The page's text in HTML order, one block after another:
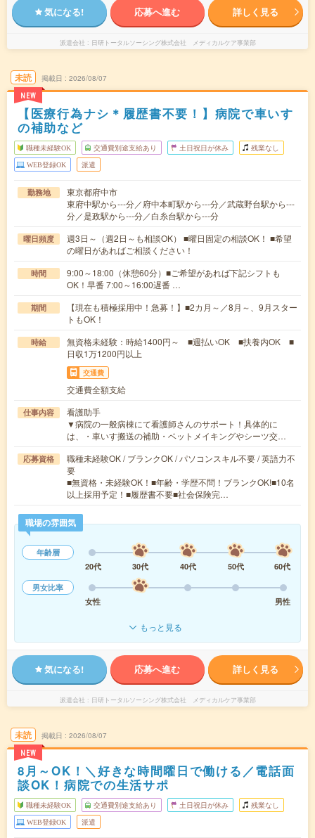
気になる! 応募へ進む 詳しく見る
派遣会社 日研トータルソーシング株式会社 メディカルケア事業部
未読
NEW
掲載日 2026/08/07
【医療行為ナシ＊履歴書不要！】病院で車いす
の補助など
職種未経験OK 交通費別途支給あり 土日祝日が休み 残業なし
WEB登録OK 派遣
勤務地
東京都府中市
東府中駅から---分／府中本町駅から---分／武蔵野台駅から---
分／是政駅から---分／白糸台駅から---分
曜日頻度
週3日～（週2日～も相談OK） ■曜日固定の相談OK！ ■希望
の曜日があればご相談ください！
時間
9:00～18:00（休憩60分）■ご希望があれば下記シフトも
OK！早番 7:00～16:00遅番 …
期間
【現在も積極採用中！急募！】■2カ月～／8月～、9月スター
トもOK！
時給
無資格未経験：時給1400円～ ■週払いOK ■扶養内OK ■
日収1万1200円以上
交通費
交通費全額支給
仕事内容
看護助手
▼病院の一般病棟にて看護師さんのサポート！具体的に
は、・車いす搬送の補助・ベットメイキングやシーツ交…
応募資格
職種未経験OK / ブランクOK / パソコンスキル不要 / 英語力不
要
■無資格・未経験OK！■年齢・学歴不問！ブランクOK!■10名
以上採用予定！■履歴書不要■社会保険完…
職場の雰囲気
年齢層
20代
30代 40代 50代
60代
男女比率
女性
男性
もっと見る
気になる! 応募へ進む 詳しく見る
派遣会社 日研トータルソーシング株式会社 メディカルケア事業部
未読
NEW
掲載日 2026/08/07
8月～OK！＼好きな時間曜日で働ける／電話面
談OK！病院での生活サポ
職種未経験OK 交通費別途支給あり 土日祝日が休み 残業なし
WEB登録OK 派遣